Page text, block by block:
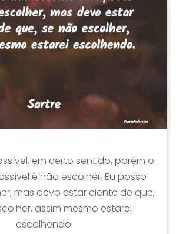
em certo sentido, porém o
é não escolher. Eu posso
mas devo estar ciente de que,
assim mesmo estarei
escolhendo.